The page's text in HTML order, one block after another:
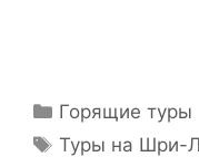
Горящие туры
Туры на Шри-